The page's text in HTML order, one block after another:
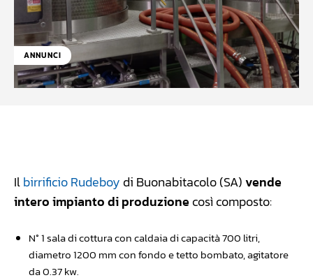
ANNUNCI
Ilbirrificio Rudeboy di Buonabitacolo (SA)vende
intero impianto di produzionecosì composto:
N° 1 sala di cottura con caldaia di capacità 700 litri,
diametro 1200 mm con fondo e tetto bombato, agitatore
da 0.37 kw.